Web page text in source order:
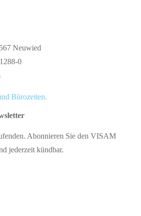
Neuwied
0
Bürozeiten.
Abonnieren Sie den VISAM
jederzeit kündbar.